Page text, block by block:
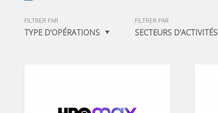
FILTRER PAR
TYPE D'OPÉRATIONS
FILTRER PAR
SECTEURS D'ACTIVITÉS